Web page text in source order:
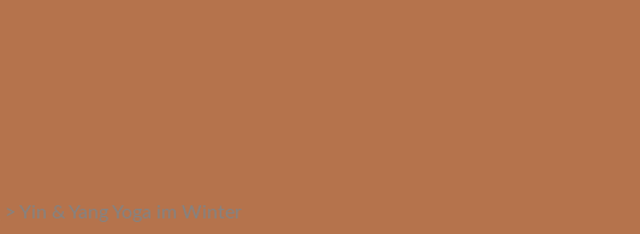
> Yin & Yang Yoga im Winter